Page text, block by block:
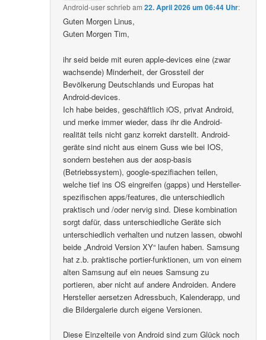
Android-userschriebam22. April 2026 um 06:44 Uhr:
Guten Morgen Linus,
Guten Morgen Tim,
ihr seid beide mit euren apple-devices eine (zwar
wachsende) Minderheit, der Grossteil der
Bevölkerung Deutschlands und Europas hat
Android-devices.
Ich habe beides, geschäftlich iOS, privat Android,
und merke immer wieder, dass ihr die Android-
realität teils nicht ganz korrekt darstellt. Android-
geräte sind nicht aus einem Guss wie bei IOS,
sondern bestehen aus der aosp-basis
(Betriebssystem), google-spezifiachen teilen,
welche tief ins OS eingreifen (gapps) und Hersteller-
spezifischen apps/features, die unterschiedlich
praktisch und /oder nervig sind. Diese kombination
sorgt dafür, dass unterschiedliche Geräte sich
unterschiedlich verhalten und nutzen lassen, obwohl
beide „Android Version XY“ laufen haben. Samsung
hat z.b. praktische portier-funktionen, um von einem
alten Samsung auf ein neues Samsung zu
portieren, aber nicht auf andere Androiden. Andere
Hersteller aersetzen Adressbuch, Kalenderapp, und
die Bildergalerie durch eigene Versionen.
Diese Einzelteile von Android sind zum Glück noch